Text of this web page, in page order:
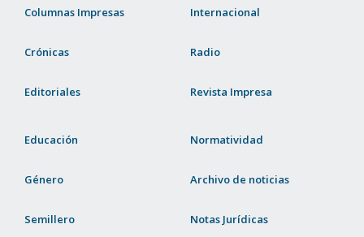
Columnas Impresas
Crónicas
Editoriales
Internacional
Radio
Revista Impresa
Educación
Género
Semillero
Normatividad
Archivo de noticias
Notas Jurídicas